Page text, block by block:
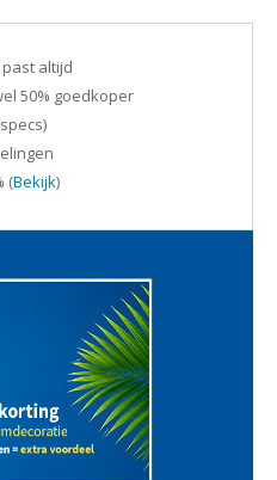
altijd
50% goedkoper
(Bekijk)